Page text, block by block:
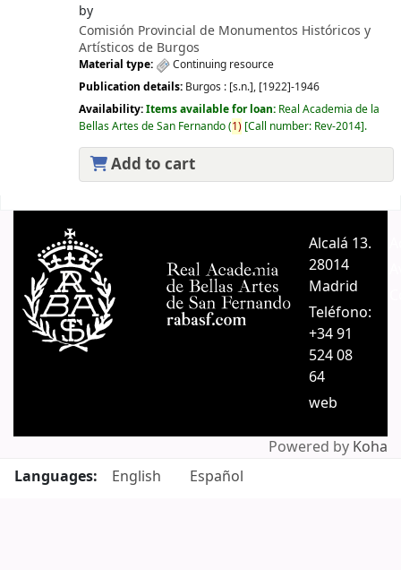
by
Comisión Provincial de Monumentos Históricos y
Artísticos de Burgos
Material type:
Continuing resource
Publication details: Burgos : [s.n.], [1922]-1946
Availability:Items available for loan: Real Academia de la
Bellas Artes de San Fernando(1) Call number: Rev-2014 .
Add to cart
Alcalá 13.
28014
Madrid
Teléfono:
+34 91
524 08
64
web
Powered by Koha
Languages:
English Español